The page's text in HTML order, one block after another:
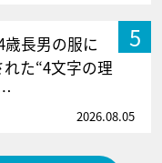
5
長男の服に
た“4文字の理
2026.08.05